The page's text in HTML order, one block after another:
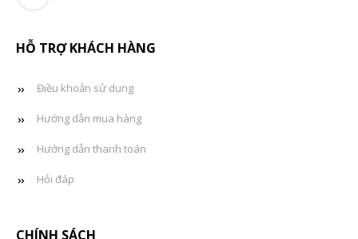
HỖ TRỢ KHÁCH HÀNG
Điều khoản sử dụng
Hướng dẫn mua hàng
Hướng dẫn thanh toán
Hỏi đáp
CHÍNH SÁCH